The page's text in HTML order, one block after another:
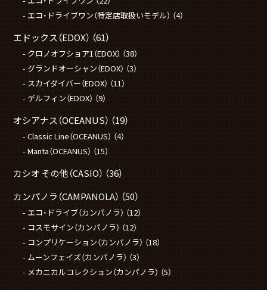
エコ・ドライブワン（特定店取扱いモデル） （4）
エドックス（EDOX） （61）
クロノオフショア1（EDOX） （38）
グランドオーシャン（EDOX） （3）
スカイダイバー（EDOX） （11）
デルフィン（EDOX） （9）
オシアナス（OCEANUS） （19）
Classic Line（OCEANUS） （4）
Manta（OCEANUS） （15）
カシオ その他（CASIO） （36）
カンパノラ（CAMPANOLA） （50）
エコ・ドライブ（カンパノラ） （12）
コスモサイン（カンパノラ） （12）
コンプリケーション（カンパノラ） （18）
ムーンフェイズ（カンパノラ） （3）
メカニカルコレクション（カンパノラ） （5）